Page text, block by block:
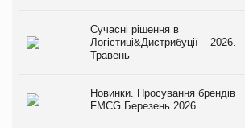
Сучасні рішення в
Логістиці&Дистрибуції – 2026.
Травень
Новинки. Просування брендів
FMCG.Березень 2026